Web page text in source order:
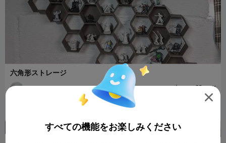
六角形ストレージ
Inheritance/Ender 1.4K 1.3K

すべての機能をお楽しみください